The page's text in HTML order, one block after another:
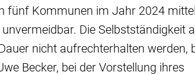
fünf Kommunen im Jahr 2024
Die Selbstständigkeit
nicht aufrechterhalten werden,
Becker, bei der Vorstellung ihres